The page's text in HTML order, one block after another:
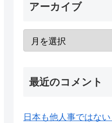
アーカイブ
最近のコメント
日本も他人事ではな